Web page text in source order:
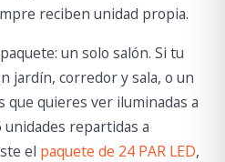
reciben unidad propia.
un solo salón. Si tu
jardín, corredor y sala, o un
que quieres ver iluminadas a
unidades repartidas a
el paquete de 24 PAR LED,